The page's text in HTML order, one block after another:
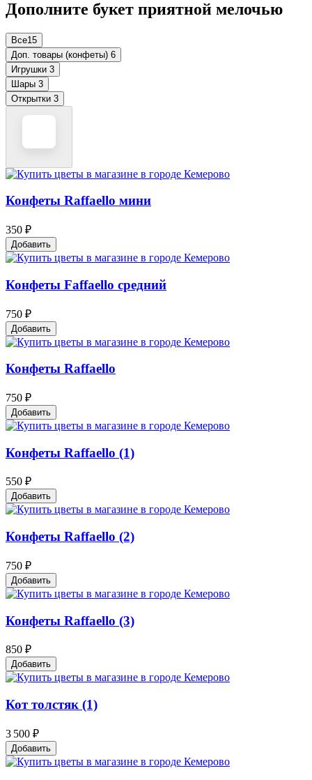
Дополните букет приятной мелочью
Все15
Доп. товары (конфеты) 6
Игрушки 3
Шары 3
Открытки 3
Конфеты Raffaello мини
350 ₽
Добавить
Конфеты Faffaello средний
750 ₽
Добавить
Конфеты Raffaello
750 ₽
Добавить
Конфеты Raffaello (1)
550 ₽
Добавить
Конфеты Raffaello (2)
750 ₽
Добавить
Конфеты Raffaello (3)
850 ₽
Добавить
Кот толстяк (1)
3 500 ₽
Добавить